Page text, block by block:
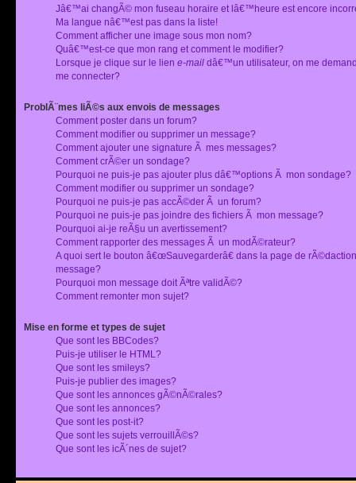
Jâ€™ai changÃ© mon fuseau horaire et lâ€™heure est encore
Ma langue nâ€™est pas dans la liste!
Comment afficher une image sous mon nom?
Quâ€™est-ce que mon rang et comment le modifier?
Lorsque je clique sur le lien e-mail dâ€™un utilisateur, on me
me connecter?
ProblÃ¨mes liÃ©s aux envois de messages
Comment poster dans un forum?
Comment modifier ou supprimer un message?
Comment ajouter une signature Ã mes messages?
Comment crÃ©er un sondage?
Pourquoi ne puis-je pas ajouter plus dâ€™options Ã mon sondage?
Comment modifier ou supprimer un sondage?
Pourquoi ne puis-je pas accÃ©der Ã un forum?
Pourquoi ne puis-je pas joindre des fichiers Ã mon message?
Pourquoi ai-je reÃ§u un avertissement?
Comment rapporter des messages Ã un modÃ©rateur?
A quoi sert le bouton â€œSauvegarderâ€ dans la page de
message?
Pourquoi mon message doit Ãªtre validÃ©?
Comment remonter mon sujet?
Mise en forme et types de sujet
Que sont les BBCodes?
Puis-je utiliser le HTML?
Que sont les smileys?
Puis-je publier des images?
Que sont les annonces gÃ©nÃ©rales?
Que sont les annonces?
Que sont les post-it?
Que sont les sujets verrouillÃ©s?
Que sont les icÃ´nes de sujet?